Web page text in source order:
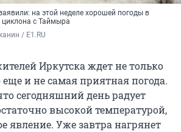
на этой неделе хорошей погоды в
циклона с Таймыра
/ E1.RU
Иркутска ждет не только
и не самая приятная погода.
сегодняшний день радует
высокой температурой,
явление. Уже завтра нагрянет